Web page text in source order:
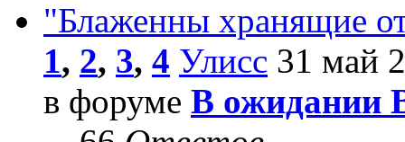
"Блаженны хранящие
1, 2, 3, 4 Улисс 31 май
в форуме В ожидании